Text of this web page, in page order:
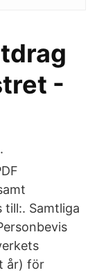
-
till:. Samtliga
år) för